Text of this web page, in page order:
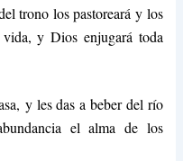
trono los pastoreará y los
y Dios enjugará toda
y les das a beber del río
el alma de los